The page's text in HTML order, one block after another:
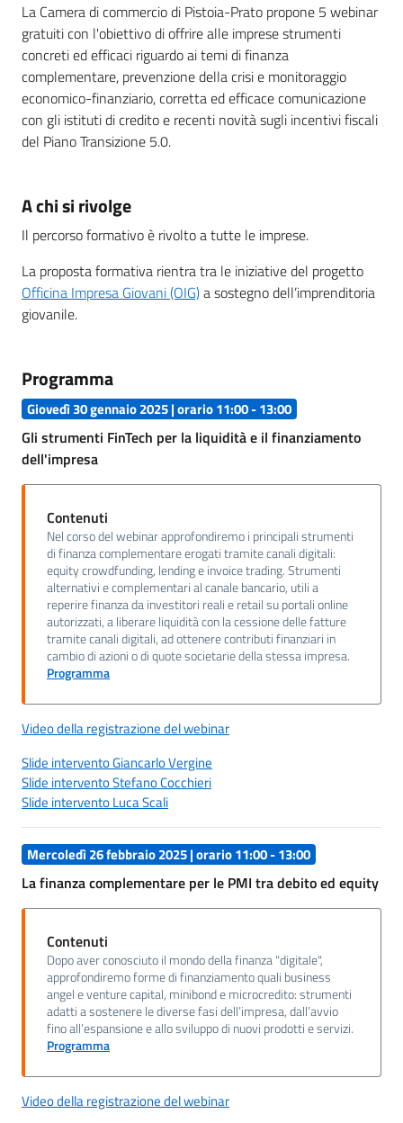
La Camera di commercio di Pistoia-Prato propone 5 webinar
gratuiti con l'obiettivo di offrire alle imprese strumenti
concreti ed efficaci riguardo ai temi di finanza
complementare, prevenzione della crisi e monitoraggio
economico-finanziario, corretta ed efficace comunicazione
con gli istituti di credito e recenti novità sugli incentivi fiscali
del Piano Transizione 5.0.
A chi si rivolge
Il percorso formativo è rivolto a tutte le imprese.
La proposta formativa rientra tra le iniziative del progetto
Officina Impresa Giovani (OIG)a sostegno dell’imprenditoria
giovanile.
Programma
Giovedì 30 gennaio 2025 | orario 11:00 - 13:00
Gli strumenti FinTech per la liquidità e il finanziamento
dell'impresa
Contenuti
Nel corso del webinar approfondiremo i principali strumenti
di finanza complementare erogati tramite canali digitali:
equity crowdfunding, lending e invoice trading. Strumenti
alternativi e complementari al canale bancario, utili a
reperire finanza da investitori reali e retail su portali online
autorizzati, a liberare liquidità con la cessione delle fatture
tramite canali digitali, ad ottenere contributi finanziari in
cambio di azioni o di quote societarie della stessa impresa.
Programma
Video della registrazione del webinar
Slide intervento Giancarlo Vergine
Slide intervento Stefano Cocchieri
Slide intervento Luca Scali
Mercoledì 26 febbraio 2025 | orario 11:00 - 13:00
La finanza complementare per le PMI tra debito ed equity
Contenuti
Dopo aver conosciuto il mondo della finanza "digitale",
approfondiremo forme di finanziamento quali business
angel e venture capital, minibond e microcredito: strumenti
adatti a sostenere le diverse fasi dell’impresa, dall’avvio
fino all’espansione e allo sviluppo di nuovi prodotti e servizi.
Programma
Video della registrazione del webinar